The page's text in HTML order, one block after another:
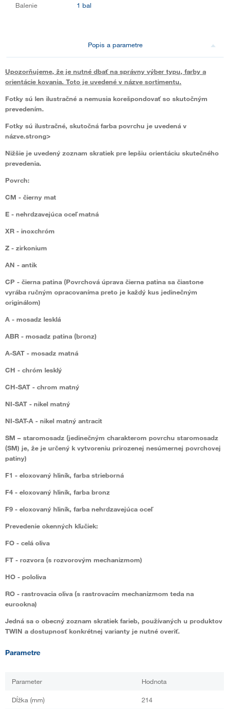
Balenie
1 bal
Popis a parametre
Upozorňujeme, že je nutné dbať na správny výber typu, farby a
orientácie kovania. Toto je uvedené v názve sortimentu.
Fotky sú len ilustračné a nemusia korešpondovať so skutočným
prevedením.
Fotky sú ilustračné, skutočná farba povrchu je uvedená v
názve.strong>
Nižšie je uvedený zoznam skratiek pre lepšiu orientáciu skutečného
prevedenia.
Povrch:
CM - čierny mat
E - nehrdzavejúca oceľ matná
XR - inoxchróm
Z - zirkonium
AN - antik
CP - čierna patina (Povrchová úprava čierna patina sa čiastone
vyrába ručným opracovaníma preto je každý kus jedinečným
originálom)
A - mosadz lesklá
ABR - mosadz patina (bronz)
A-SAT - mosadz matná
CH - chróm lesklý
CH-SAT - chrom matný
NI-SAT - nikel matný
NI-SAT-A - nikel matný antracit
SM – staromosadz (jedinečným charakterom povrchu staromosadz
(SM) je, že je určený k vytvoreniu prirozenej nesúmernej povrchovej
patiny)
F1 - eloxovaný hliník, farba strieborná
F4 - eloxovaný hliník, farba bronz
F9 - eloxovaný hliník, farba nehrdzavejúca oceľ
Prevedenie okenných kľučiek:
FO - celá oliva
FT - rozvora (s rozvorovým mechanizmom)
HO - pololiva
RO - rastrovacia oliva (s rastrovacím mechanizmom teda na
eurookna)
Jedná sa o obecný zoznam skratiek farieb, používaných u produktov
TWIN a dostupnosť konkrétnej varianty je nutné overiť.
Parametre
Parameter Hodnota
Dĺžka (mm) 214